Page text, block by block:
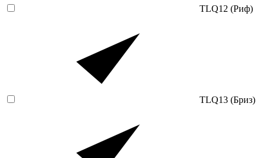
TLQ12 (Риф)
TLQ13 (Бриз)